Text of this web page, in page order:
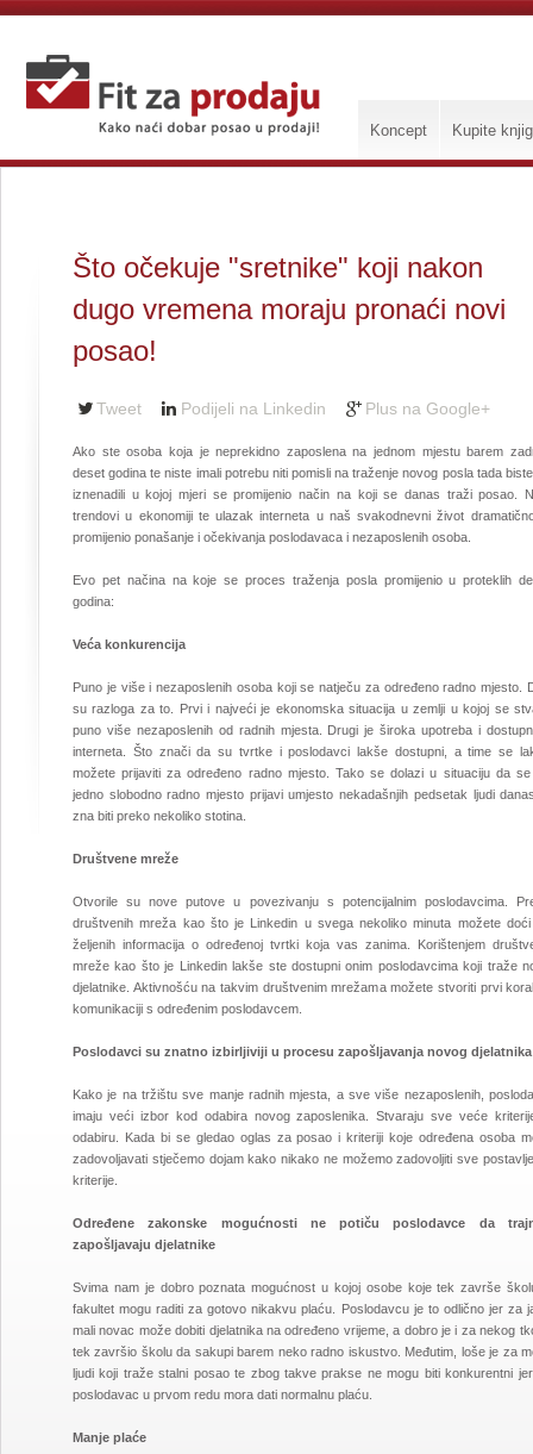
Koncept Kupite
Što očekuje "sretnike" koji nakon
dugo vremena moraju pronaći novi
posao!
Tweet Podijeli na Linkedin Plus na Google+
Ako ste osoba koja je neprekidno zaposlena na jednom mjestu barem
deset godina te niste imali potrebu niti pomisli na traženje novog posla tada
iznenadili u kojoj mjeri se promijenio način na koji se danas traži posao.
trendovi u ekonomiji te ulazak interneta u naš svakodnevni život
promijenio ponašanje i očekivanja poslodavaca i nezaposlenih osoba.
Evo pet načina na koje se proces traženja posla promijenio u proteklih
godina:
Veća konkurencija
Puno je više i nezaposlenih osoba koji se natječu za određeno radno mjesto.
su razloga za to. Prvi i najveći je ekonomska situacija u zemlji u kojoj se
puno više nezaposlenih od radnih mjesta. Drugi je široka upotreba i
interneta. Što znači da su tvrtke i poslodavci lakše dostupni, a time se
možete prijaviti za određeno radno mjesto. Tako se dolazi u situaciju da
jedno slobodno radno mjesto prijavi umjesto nekadašnjih pedsetak ljudi
zna biti preko nekoliko stotina.
Društvene mreže
Otvorile su nove putove u povezivanju s potencijalnim poslodavcima.
društvenih mreža kao što je Linkedin u svega nekoliko minuta možete
željenih informacija o određenoj tvrtki koja vas zanima. Korištenjem
mreže kao što je Linkedin lakše ste dostupni onim poslodavcima koji traže
djelatnike. Aktivnošću na takvim društvenim mrežama možete stvoriti prvi
komunikaciji s određenim poslodavcem.
Poslodavci su znatno izbirljiviji u procesu zapošljavanja novog djelatnika
Kako je na tržištu sve manje radnih mjesta, a sve više nezaposlenih,
imaju veći izbor kod odabira novog zaposlenika. Stvaraju sve veće
odabiru. Kada bi se gledao oglas za posao i kriteriji koje određena osoba
zadovoljavati stječemo dojam kako nikako ne možemo zadovoljiti sve
kriterije.
Određene zakonske mogućnosti ne potiču poslodavce da
zapošljavaju djelatnike
Svima nam je dobro poznata mogućnost u kojoj osobe koje tek završe
fakultet mogu raditi za gotovo nikakvu plaću. Poslodavcu je to odlično jer za
mali novac može dobiti djelatnika na određeno vrijeme, a dobro je i za nekog
tek završio školu da sakupi barem neko radno iskustvo. Međutim, loše je za
ljudi koji traže stalni posao te zbog takve prakse ne mogu biti konkurentni
poslodavac u prvom redu mora dati normalnu plaću.
Manje plaće